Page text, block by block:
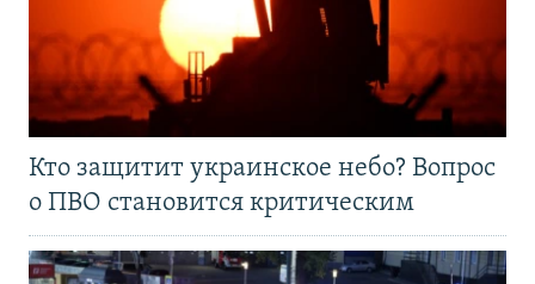
Кто защитит украинское небо? Вопрос
о ПВО становится критическим